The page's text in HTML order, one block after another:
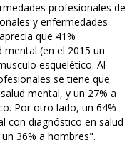
profesionales de
y enfermedades
que 41%
(en el 2015 un
esquelético. Al
se tiene que
mental, y un 27% a
Por otro lado, un 64%
con diagnóstico en salud
36% a hombres".